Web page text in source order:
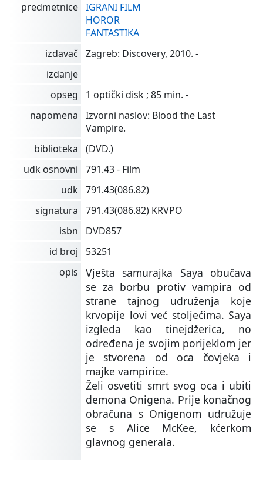
predmetnice IGRANI FILM
HOROR
FANTASTIKA
izdavač
Zagreb: Discovery, 2010. -
izdanje
opseg
1 optički disk ; 85 min. -
napomena
Izvorni naslov: Blood the Last
Vampire.
biblioteka
(DVD.)
udk osnovni
791.43 - Film
udk 791.43(086.82)
signatura
791.43(086.82) KRVPO
isbn
DVD857
id broj
53251
opis
Vješta samurajka Saya obučava
se za borbu protiv vampira od
strane tajnog udruženja koje
krvopije lovi već stoljećima. Saya
izgleda kao tinejdžerica, no
određena je svojim porijeklom jer
je stvorena od oca čovjeka i
majke vampirice.
Želi osvetiti smrt svog oca i ubiti
demona Onigena. Prije konačnog
obračuna s Onigenom udružuje
se s Alice McKee, kćerkom
glavnog generala.